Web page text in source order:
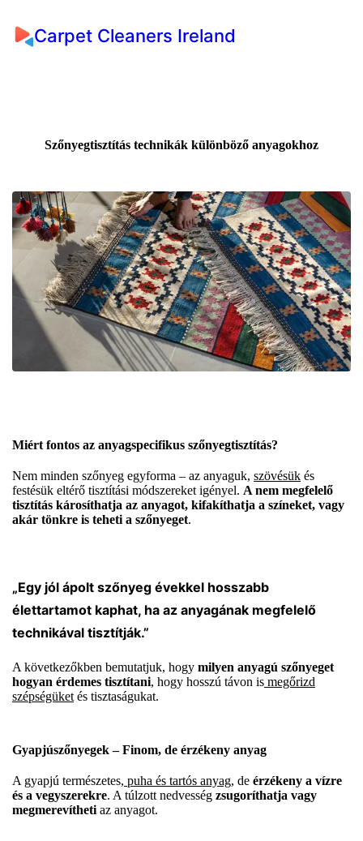
Carpet Cleaners Ireland
Szőnyegtisztítás technikák különböző anyagokhoz
Miért fontos az anyagspecifikus szőnyegtisztítás?
Nem minden szőnyeg egyforma – az anyaguk, szövésük és
festésük eltérő tisztítási módszereket igényel. A nem megfelelő
tisztítás károsíthatja az anyagot, kifakíthatja a színeket, vagy
akár tönkre is teheti a szőnyeget.
„Egy jól ápolt szőnyeg évekkel hosszabb
élettartamot kaphat, ha az anyagának megfelelő
technikával tisztítják.”
A következőkben bemutatjuk, hogy milyen anyagú szőnyeget
hogyan érdemes tisztítani, hogy hosszú távon is megőrizd
szépségüket és tisztaságukat.
Gyapjúszőnyegek – Finom, de érzékeny anyag
A gyapjú természetes, puha és tartós anyag, de érzékeny a vízre
és a vegyszerekre. A túlzott nedvesség zsugoríthatja vagy
megmerevítheti az anyagot.